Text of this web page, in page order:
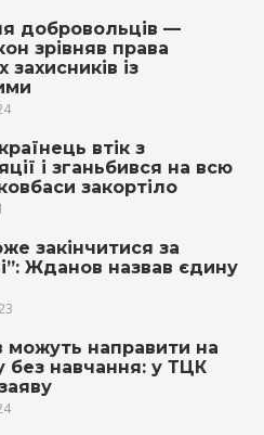
добровольців —
зрівняв права
захисників із
втік з
і зганьбився на всю
закортіло
закінчитися за
Жданов назвав єдину
можуть направити на
без навчання: у ТЦК